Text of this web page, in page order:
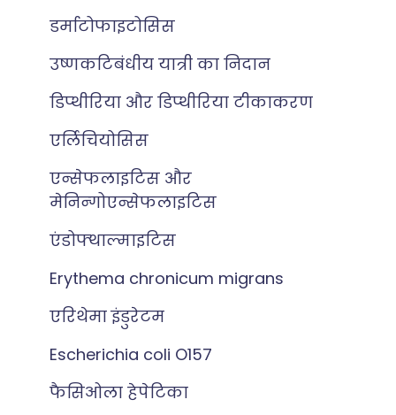
डर्माटोफाइटोसिस
उष्णकटिबंधीय यात्री का निदान
डिप्थीरिया और डिप्थीरिया टीकाकरण
एर्लिचियोसिस
एन्सेफलाइटिस और
मेनिन्गोएन्सेफलाइटिस
एंडोफ्थाल्माइटिस
Erythema chronicum migrans
एरिथेमा इंडुरेटम
Escherichia coli O157
फैसिओला हेपेटिका